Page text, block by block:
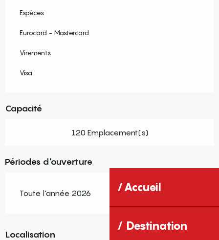
Accueil
Destination
Espèces
Eurocard - Mastercard
Virements
Visa
Capacité
120 Emplacement(s)
Périodes d'ouverture
Toute l'année 2026
Localisation